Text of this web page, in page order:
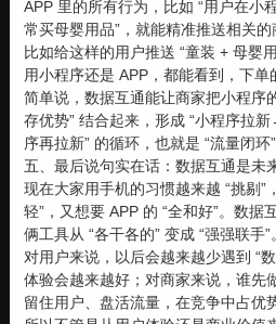
APP 里的所有行为，比如 “用户在小
常买母婴用品”，就能精准推送相关的
比如给这样的用户推送 “童装 + 母婴
用小程序还是 APP，都能看到，下单
简单说，数据互通能让商家把小程序
存优势” 结合起来，形成 “小程序拉
序再拉新” 的循环，也就是 “流量闭环
五、最后说句实在话：数据互通是未
现在大家用手机的习惯越来越 “挑剔”
轻”，又想要 APP 的 “全和好”。数据
俩工具从 “各干各的” 变成 “强强联手”。
对用户来说，以后会越来越少遇到 “
体验会越来越好；对商家来说，谁先
留住用户、盘活流量，在竞争中占优势